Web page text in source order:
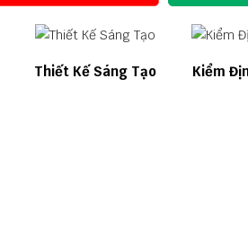
Thiết Kế Sáng Tạo Kiểm